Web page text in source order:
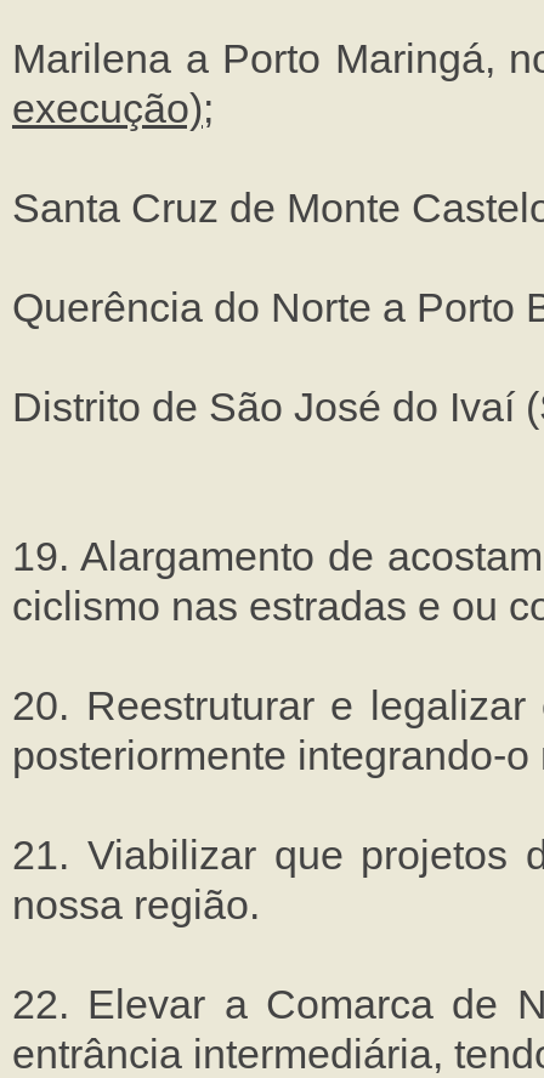
Marilena a Porto Maringá,
execução);
Santa Cruz de Monte
Querência do Norte a Porto
Distrito de São José do Ivaí
19. Alargamento de
ciclismo nas estradas e ou
20. Reestruturar e
posteriormente integrando-
21. Viabilizar que projetos
nossa região.
22. Elevar a Comarca de
entrância intermediária,